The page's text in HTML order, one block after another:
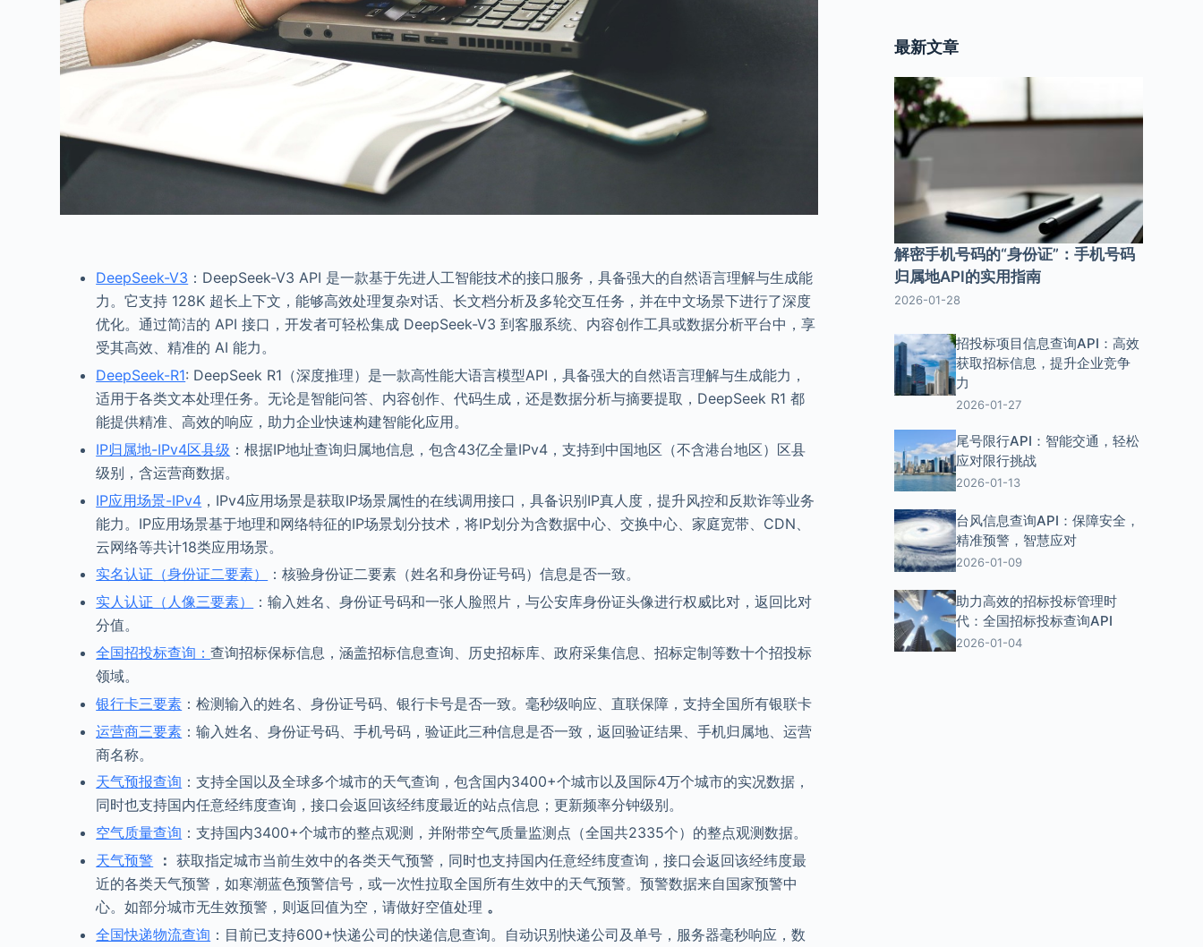
DeepSeek-V3 ：DeepSeek-V3 API 是一款基于先进人工智能技术的接口服务，具备强大的自然语言理解与生成能
力。它支持 128K 超长上下文，能够高效处理复杂对话、长文档分析及多轮交互任务，并在中文场景下进行了深度
优化。通过简洁的 API 接口，开发者可轻松集成 DeepSeek-V3 到客服系统、内容创作工具或数据分析平台中，享
受其高效、精准的 AI 能力。
DeepSeek-R1: DeepSeek R1（深度推理）是一款高性能大语言模型API，具备强大的自然语言理解与生成能力，
适用于各类文本处理任务。无论是智能问答、内容创作、代码生成，还是数据分析与摘要提取，DeepSeek R1 都
能提供精准、高效的响应，助力企业快速构建智能化应用。
IP归属地-IPv4区县级 ：根据IP地址查询归属地信息，包含43亿全量IPv4，支持到中国地区（不含港台地区）区县
级别，含运营商数据。
IP应用场景-IPv4 ，IPv4应用场景是获取IP场景属性的在线调用接口，具备识别IP真人度，提升风控和反欺诈等业务
能力。IP应用场景基于地理和网络特征的IP场景划分技术，将IP划分为含数据中心、交换中心、家庭宽带、CDN、
云网络等共计18类应用场景。
实名认证（身份证二要素）
：核验身份证二要素（姓名和身份证号码）信息是否一致。
实人认证（人像三要素）
：输入姓名、身份证号码和一张人脸照片，与公安库身份证头像进行权威比对，返回比对
分值。
全国招投标查询：查询招标保标信息，涵盖招标信息查询、历史招标库、政府采集信息、招标定制等数十个招投标
领域。
银行卡三要素 ：检测输入的姓名、身份证号码、银行卡号是否一致。毫秒级响应、直联保障，支持全国所有银联卡
运营商三要素 ：输入姓名、身份证号码、手机号码，验证此三种信息是否一致，返回验证结果、手机归属地、运营
商名称。
天气预报查询 ：支持全国以及全球多个城市的天气查询，包含国内3400+个城市以及国际4万个城市的实况数据，
同时也支持国内任意经纬度查询，接口会返回该经纬度最近的站点信息；更新频率分钟级别。
空气质量查询 ：支持国内3400+个城市的整点观测，并附带空气质量监测点（全国共2335个）的整点观测数据。
天气预警
： 获取指定城市当前生效中的各类天气预警，同时也支持国内任意经纬度查询，接口会返回该经纬度最
近的各类天气预警，如寒潮蓝色预警信号，或一次性拉取全国所有生效中的天气预警。预警数据来自国家预警中
心。如部分城市无生效预警，则返回值为空，请做好空值处理 。
全国快递物流查询 ：目前已支持600+快递公司的快递信息查询。自动识别快递公司及单号，服务器毫秒响应，数
最新文章
解密手机号码的“身份证”：手机号码
归属地API的实用指南
2026-01-28
招投标项目信息查询API：高效
获取招标信息，提升企业竞争
力
2026-01-27
尾号限行API：智能交通，轻松
应对限行挑战
2026-01-13
台风信息查询API：保障安全，
精准预警，智慧应对
2026-01-09
助力高效的招标投标管理时
代：全国招标投标查询API
2026-01-04